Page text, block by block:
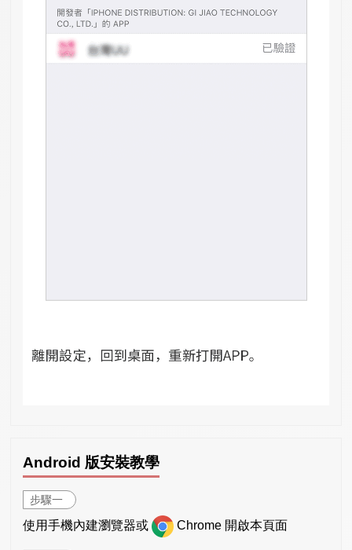
Android 版安裝教學
步驟一
使用手機內建瀏覽器或 Chrome 開啟本頁面